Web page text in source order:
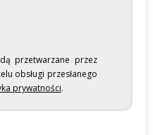
przetwarzane przez
obsługi przesłanego
prywatności.